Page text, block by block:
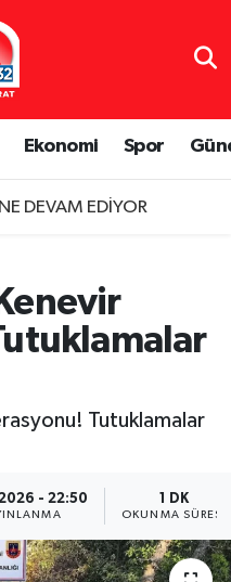
Ekonomi Spor
DEVAM EDİYOR
Tutuklamalar
- 22:50 1 DK
OKUNMA SÜRESI
ve Fikstür